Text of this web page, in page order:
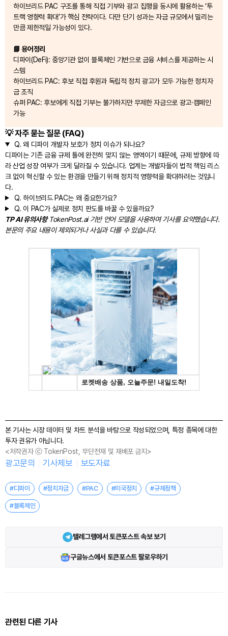
하이브리드 PAC 구조를 통해 직접 기부와 광고 집행을 동시에 활용하는 ‘투
트랙 영향력 확대’가 핵심 전략이다. 다만 단기 성과는 자금 규모에서 밀리는
만큼 제한적일 가능성이 있다.
📘 용어정리
디파이(DeFi): 중앙기관 없이 블록체인 기반으로 금융 서비스를 제공하는 시
스템
하이브리드 PAC: 후보 직접 후원과 독립적 정치 광고가 모두 가능한 정치자
금 조직
슈퍼 PAC: 후보에게 직접 기부는 불가하지만 무제한 자금으로 광고·캠페인
가능
💡 자주 묻는 질문 (FAQ)
Q. 왜 디파이 개발자 보호가 정치 이슈가 되나요?
디파이는 기존 금융 규제 틀에 완전히 맞지 않는 영역이기 때문에, 규제 방향에 따
라 산업 성장 여부가 크게 달라질 수 있습니다. 업계는 개발자들이 법적 책임 리스
크 없이 혁신할 수 있는 환경을 만들기 위해 정치적 영향력을 확대하려는 것입니
다.
Q. 하이브리드 PAC는 왜 중요한가요?
Q. 이 PAC가 실제로 정치 판도를 바꿀 수 있을까요?
TP AI 유의사항TokenPost.ai 기반 언어 모델을 사용하여 기사를 요약했습니다.
본문의 주요 내용이 제외되거나 사실과 다를 수 있습니다.
본 기사는 시장 데이터 및 차트 분석을 바탕으로 작성되었으며, 특정 종목에 대한
투자 권유가 아닙니다.
<저작권자 ⓒ TokenPost, 무단전재 및 재배포 금지>
광고문의 기사제보 보도자료
#디파이 #정치자금 #PAC #미국정치 #규제정책
#블록체인
텔레그램에서 토큰포스트 속보 보기
구글뉴스에서 토큰포스트 팔로우하기
관련된 다른 기사